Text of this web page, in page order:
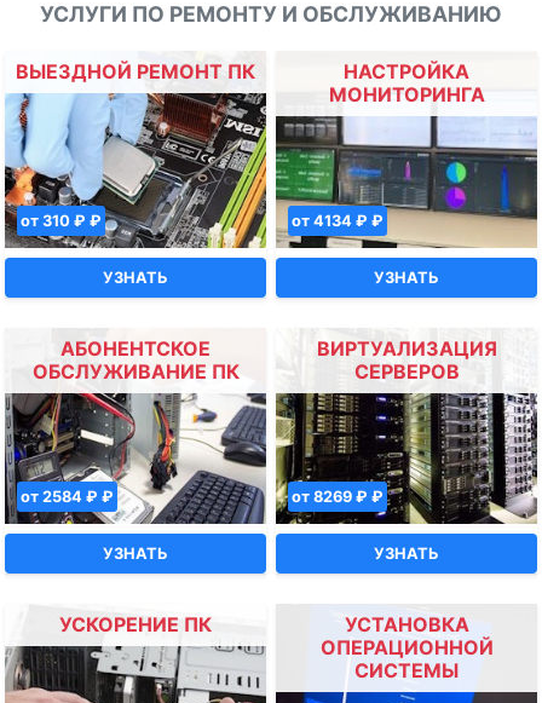
УСЛУГИ ПО РЕМОНТУ И ОБСЛУЖИВАНИЮ
ВЫЕЗДНОЙ РЕМОНТ ПК
от 310 ₽ ₽
УЗНАТЬ
НАСТРОЙКА
МОНИТОРИНГА
от 4134 ₽ ₽
УЗНАТЬ
АБОНЕНТСКОЕ
ОБСЛУЖИВАНИЕ ПК
от 2584 ₽ ₽
УЗНАТЬ
ВИРТУАЛИЗАЦИЯ
СЕРВЕРОВ
от 8269 ₽ ₽
УЗНАТЬ
УСКОРЕНИЕ ПК
УСТАНОВКА
ОПЕРАЦИОННОЙ
СИСТЕМЫ